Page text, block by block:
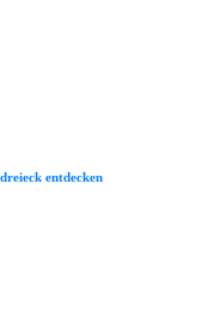
entdecken